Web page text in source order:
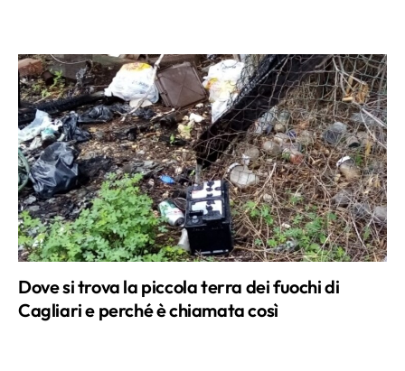
Dove si trova la piccola terra dei fuochi di
Cagliari e perché è chiamata così